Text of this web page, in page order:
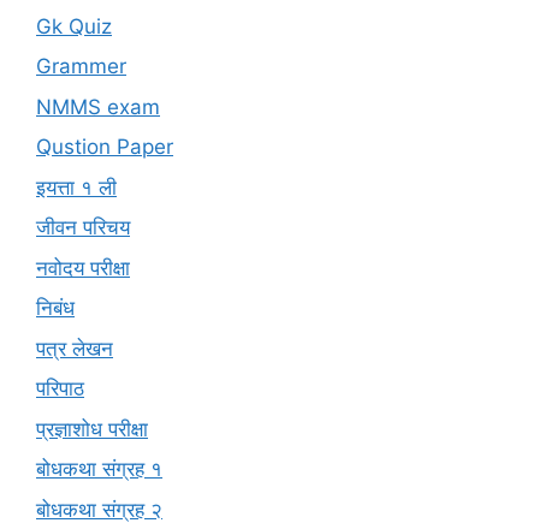
Gk Quiz
Grammer
NMMS exam
Qustion Paper
इयत्ता १ ली
जीवन परिचय
नवोदय परीक्षा
निबंध
पत्र लेखन
परिपाठ
प्रज्ञाशोध परीक्षा
बोधकथा संग्रह १
बोधकथा संग्रह २